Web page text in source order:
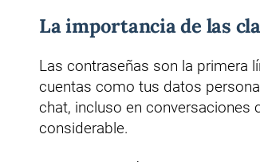
La importancia de las
Las contraseñas son la primera
cuentas como tus datos
chat, incluso en conversaciones
considerable.